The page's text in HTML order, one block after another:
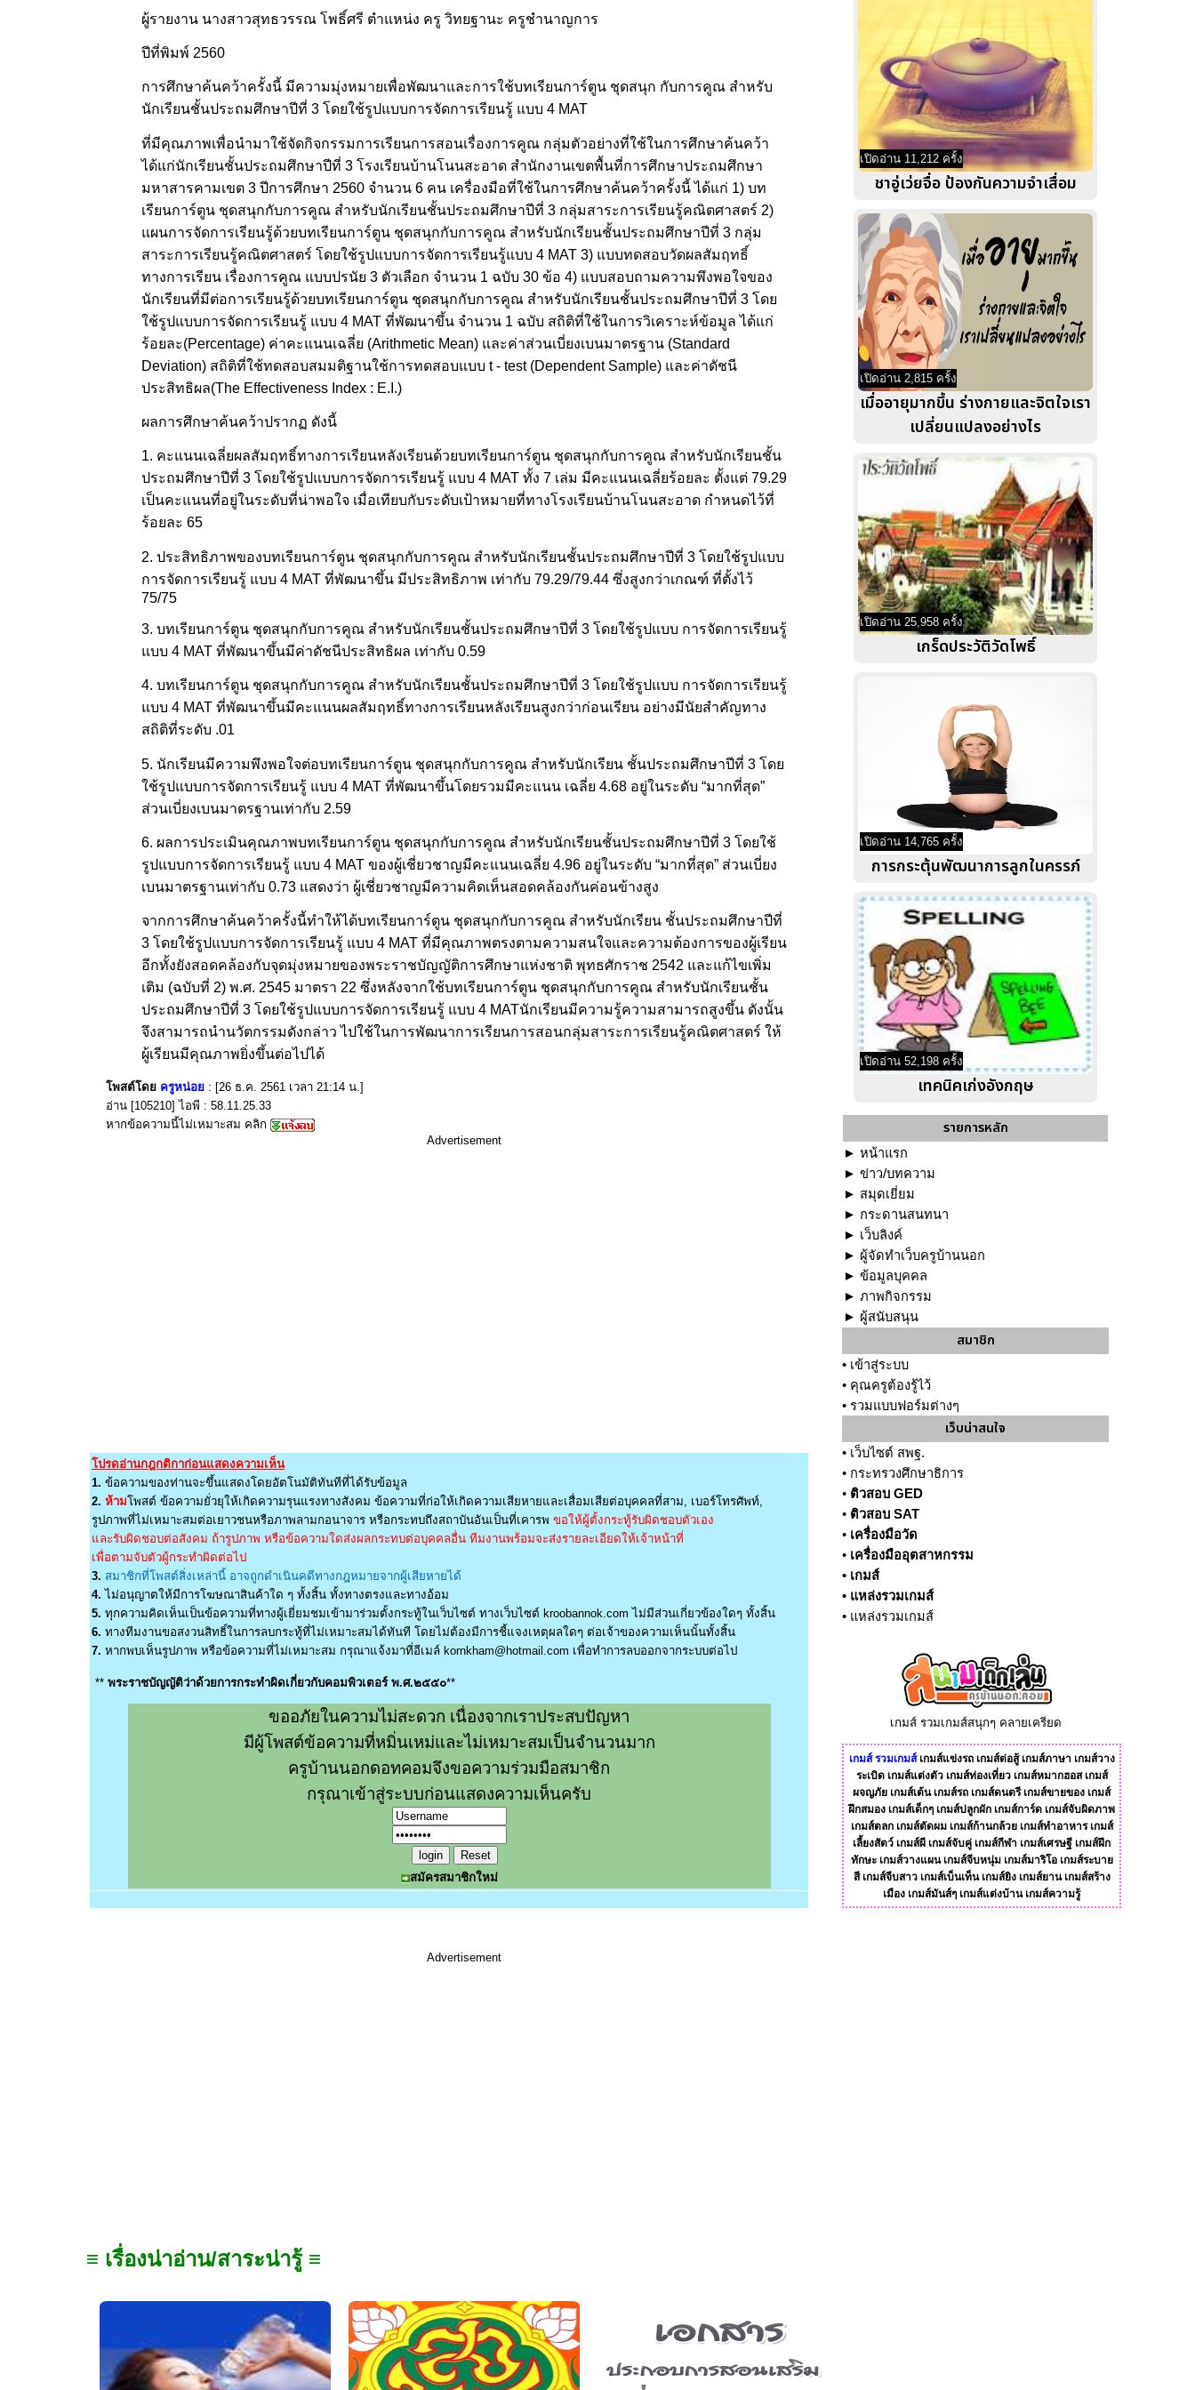
ผู้รายงาน นางสาวสุทธวรรณ โพธิ์ศรี ตำแหน่ง ครู วิทยฐานะ ครูชำนาญการ
ปีที่พิมพ์ 2560
การศึกษาค้นคว้าครั้งนี้ มีความมุ่งหมายเพื่อพัฒนาและการใช้บทเรียนการ์ตูน ชุดสนุก กับการคูณ สำหรับ
นักเรียนชั้นประถมศึกษาปีที่ 3 โดยใช้รูปแบบการจัดการเรียนรู้ แบบ 4 MAT
ที่มีคุณภาพเพื่อนำมาใช้จัดกิจกรรมการเรียนการสอนเรื่องการคูณ กลุ่มตัวอย่างที่ใช้ในการศึกษาค้นคว้า
ได้แก่นักเรียนชั้นประถมศึกษาปีที่ 3 โรงเรียนบ้านโนนสะอาด สำนักงานเขตพื้นที่การศึกษาประถมศึกษา
มหาสารคามเขต 3 ปีการศึกษา 2560 จำนวน 6 คน เครื่องมือที่ใช้ในการศึกษาค้นคว้าครั้งนี้ ได้แก่ 1) บท
เรียนการ์ตูน ชุดสนุกกับการคูณ สำหรับนักเรียนชั้นประถมศึกษาปีที่ 3 กลุ่มสาระการเรียนรู้คณิตศาสตร์ 2)
แผนการจัดการเรียนรู้ด้วยบทเรียนการ์ตูน ชุดสนุกกับการคูณ สำหรับนักเรียนชั้นประถมศึกษาปีที่ 3 กลุ่ม
สาระการเรียนรู้คณิตศาสตร์ โดยใช้รูปแบบการจัดการเรียนรู้แบบ 4 MAT 3) แบบทดสอบวัดผลสัมฤทธิ์
ทางการเรียน เรื่องการคูณ แบบปรนัย 3 ตัวเลือก จำนวน 1 ฉบับ 30 ข้อ 4) แบบสอบถามความพึงพอใจของ
นักเรียนที่มีต่อการเรียนรู้ด้วยบทเรียนการ์ตูน ชุดสนุกกับการคูณ สำหรับนักเรียนชั้นประถมศึกษาปีที่ 3 โดย
ใช้รูปแบบการจัดการเรียนรู้ แบบ 4 MAT ที่พัฒนาขึ้น จำนวน 1 ฉบับ สถิติที่ใช้ในการวิเคราะห์ข้อมูล ได้แก่
ร้อยละ(Percentage) ค่าคะแนนเฉลี่ย (Arithmetic Mean) และค่าส่วนเบี่ยงเบนมาตรฐาน (Standard
Deviation) สถิติที่ใช้ทดสอบสมมติฐานใช้การทดสอบแบบ t - test (Dependent Sample) และค่าดัชนี
ประสิทธิผล(The Effectiveness Index : E.I.)
ผลการศึกษาค้นคว้าปรากฏ ดังนี้
1. คะแนนเฉลี่ยผลสัมฤทธิ์ทางการเรียนหลังเรียนด้วยบทเรียนการ์ตูน ชุดสนุกกับการคูณ สำหรับนักเรียนชั้น
ประถมศึกษาปีที่ 3 โดยใช้รูปแบบการจัดการเรียนรู้ แบบ 4 MAT ทั้ง 7 เล่ม มีคะแนนเฉลี่ยร้อยละ ตั้งแต่ 79.29
เป็นคะแนนที่อยู่ในระดับที่น่าพอใจ เมื่อเทียบกับระดับเป้าหมายที่ทางโรงเรียนบ้านโนนสะอาด กำหนดไว้ที่
ร้อยละ 65
2. ประสิทธิภาพของบทเรียนการ์ตูน ชุดสนุกกับการคูณ สำหรับนักเรียนชั้นประถมศึกษาปีที่ 3 โดยใช้รูปแบบ
การจัดการเรียนรู้ แบบ 4 MAT ที่พัฒนาขึ้น มีประสิทธิภาพ เท่ากับ 79.29/79.44 ซึ่งสูงกว่าเกณฑ์ ที่ตั้งไว้
75/75
3. บทเรียนการ์ตูน ชุดสนุกกับการคูณ สำหรับนักเรียนชั้นประถมศึกษาปีที่ 3 โดยใช้รูปแบบ การจัดการเรียนรู้
แบบ 4 MAT ที่พัฒนาขึ้นมีค่าดัชนีประสิทธิผล เท่ากับ 0.59
4. บทเรียนการ์ตูน ชุดสนุกกับการคูณ สำหรับนักเรียนชั้นประถมศึกษาปีที่ 3 โดยใช้รูปแบบ การจัดการเรียนรู้
แบบ 4 MAT ที่พัฒนาขึ้นมีคะแนนผลสัมฤทธิ์ทางการเรียนหลังเรียนสูงกว่าก่อนเรียน อย่างมีนัยสำคัญทาง
สถิติที่ระดับ .01
5. นักเรียนมีความพึงพอใจต่อบทเรียนการ์ตูน ชุดสนุกกับการคูณ สำหรับนักเรียน ชั้นประถมศึกษาปีที่ 3 โดย
ใช้รูปแบบการจัดการเรียนรู้ แบบ 4 MAT ที่พัฒนาขึ้นโดยรวมมีคะแนน เฉลี่ย 4.68 อยู่ในระดับ “มากที่สุด”
ส่วนเบี่ยงเบนมาตรฐานเท่ากับ 2.59
6. ผลการประเมินคุณภาพบทเรียนการ์ตูน ชุดสนุกกับการคูณ สำหรับนักเรียนชั้นประถมศึกษาปีที่ 3 โดยใช้
รูปแบบการจัดการเรียนรู้ แบบ 4 MAT ของผู้เชี่ยวชาญมีคะแนนเฉลี่ย 4.96 อยู่ในระดับ “มากที่สุด” ส่วนเบี่ยง
เบนมาตรฐานเท่ากับ 0.73 แสดงว่า ผู้เชี่ยวชาญมีความคิดเห็นสอดคล้องกันค่อนข้างสูง
จากการศึกษาค้นคว้าครั้งนี้ทำให้ได้บทเรียนการ์ตูน ชุดสนุกกับการคูณ สำหรับนักเรียน ชั้นประถมศึกษาปีที่
3 โดยใช้รูปแบบการจัดการเรียนรู้ แบบ 4 MAT ที่มีคุณภาพตรงตามความสนใจและความต้องการของผู้เรียน
อีกทั้งยังสอดคล้องกับจุดมุ่งหมายของพระราชบัญญัติการศึกษาแห่งชาติ พุทธศักราช 2542 และแก้ไขเพิ่ม
เติม (ฉบับที่ 2) พ.ศ. 2545 มาตรา 22 ซึ่งหลังจากใช้บทเรียนการ์ตูน ชุดสนุกกับการคูณ สำหรับนักเรียนชั้น
ประถมศึกษาปีที่ 3 โดยใช้รูปแบบการจัดการเรียนรู้ แบบ 4 MATนักเรียนมีความรู้ความสามารถสูงขึ้น ดังนั้น
จึงสามารถนำนวัตกรรมดังกล่าว ไปใช้ในการพัฒนาการเรียนการสอนกลุ่มสาระการเรียนรู้คณิตศาสตร์ ให้
ผู้เรียนมีคุณภาพยิ่งขึ้นต่อไปได้
โพสต์โดย ครูหน่อย : [26 ธ.ค. 2561 เวลา 21:14 น.]
อ่าน [105210] ไอพี : 58.11.25.33
หากข้อความนี้ไม่เหมาะสม คลิก
Advertisement
โปรดอ่านกฎกติกาก่อนแสดงความเห็น
1. ข้อความของท่านจะขึ้นแสดงโดยอัตโนมัติทันทีที่ได้รับข้อมูล
2. ห้ามโพสต์ ข้อความยั่วยุให้เกิดความรุนแรงทางสังคม ข้อความที่ก่อให้เกิดความเสียหายและเสื่อมเสียต่อบุคคลที่สาม, เบอร์โทรศัพท์,
รูปภาพที่ไม่เหมาะสมต่อเยาวชนหรือภาพลามกอนาจาร หรือกระทบถึงสถาบันอันเป็นที่เคารพ ขอให้ผู้ตั้งกระทู้รับผิดชอบตัวเอง
และรับผิดชอบต่อสังคม ถ้ารูปภาพ หรือข้อความใดส่งผลกระทบต่อบุคคลอื่น ทีมงานพร้อมจะส่งรายละเอียดให้เจ้าหน้าที่
เพื่อตามจับตัวผู้กระทำผิดต่อไป
3. สมาชิกที่โพสต์สิ่งเหล่านี้ อาจถูกดำเนินคดีทางกฎหมายจากผู้เสียหายได้
4. ไม่อนุญาตให้มีการโฆษณาสินค้าใด ๆ ทั้งสิ้น ทั้งทางตรงและทางอ้อม
5. ทุกความคิดเห็นเป็นข้อความที่ทางผู้เยี่ยมชมเข้ามาร่วมตั้งกระทู้ในเว็บไซต์ ทางเว็บไซต์ kroobannok.com ไม่มีส่วนเกี่ยวข้องใดๆ ทั้งสิ้น
6. ทางทีมงานขอสงวนสิทธิ์ในการลบกระทู้ที่ไม่เหมาะสมได้ทันที โดยไม่ต้องมีการชี้แจงเหตุผลใดๆ ต่อเจ้าของความเห็นนั้นทั้งสิ้น
7. หากพบเห็นรูปภาพ หรือข้อความที่ไม่เหมาะสม กรุณาแจ้งมาที่อีเมล์ kornkham@hotmail.com เพื่อทำการลบออกจากระบบต่อไป
** พระราชบัญญัติว่าด้วยการกระทำผิดเกี่ยวกับคอมพิวเตอร์ พ.ศ.๒๕๕๐**
ขออภัยในความไม่สะดวก เนื่องจากเราประสบปัญหา
มีผู้โพสต์ข้อความที่หมิ่นเหม่และไม่เหมาะสมเป็นจำนวนมาก
ครูบ้านนอกดอทคอมจึงขอความร่วมมือสมาชิก
กรุณาเข้าสู่ระบบก่อนแสดงความเห็นครับ
สมัครสมาชิกใหม่
Advertisement
≡ เรื่องน่าอ่าน/สาระน่ารู้ ≡
เปิดอ่าน 11,212 ครั้ง
ชาอู่เว่ยจื่อ ป้องกันความจำเสื่อม
เปิดอ่าน 2,815 ครั้ง
เมื่ออายุมากขึ้น ร่างกายและจิตใจเรา
เปลี่ยนแปลงอย่างไร
เปิดอ่าน 25,958 ครั้ง
เกร็ดประวัติวัดโพธิ์
เปิดอ่าน 14,765 ครั้ง
การกระตุ้นพัฒนาการลูกในครรภ์
เปิดอ่าน 52,198 ครั้ง
เทคนิคเก่งอังกฤษ
รายการหลัก
► หน้าแรก
► ข่าว/บทความ
► สมุดเยี่ยม
► กระดานสนทนา
► เว็บลิงค์
► ผู้จัดทำเว็บครูบ้านนอก
► ข้อมูลบุคคล
► ภาพกิจกรรม
► ผู้สนับสนุน
สมาชิก
• เข้าสู่ระบบ
• คุณครูต้องรู้ไว้
• รวมแบบฟอร์มต่างๆ
เว็บน่าสนใจ
• เว็บไซต์ สพฐ.
• กระทรวงศึกษาธิการ
• ติวสอบ GED
• ติวสอบ SAT
• เครื่องมือวัด
• เครื่องมืออุตสาหกรรม
• เกมส์
• แหล่งรวมเกมส์
• แหล่งรวมเกมส์
เกมส์ รวมเกมส์สนุกๆ คลายเครียด
เกมส์ รวมเกมส์ เกมส์แข่งรถ เกมส์ต่อสู้ เกมส์ภาษา เกมส์วาง
ระเบิด เกมส์แต่งตัว เกมส์ท่องเที่ยว เกมส์หมากฮอส เกมส์
ผจญภัย เกมส์เต้น เกมส์รถ เกมส์ดนตรี เกมส์ขายของ เกมส์
ฝึกสมอง เกมส์เด็กๆ เกมส์ปลูกผัก เกมส์การ์ด เกมส์จับผิดภาพ
เกมส์ตลก เกมส์ตัดผม เกมส์ก้านกล้วย เกมส์ทําอาหาร เกมส์
เลี้ยงสัตว์ เกมส์ผี เกมส์จับคู่ เกมส์กีฬา เกมส์เศรษฐี เกมส์ฝึก
ทักษะ เกมส์วางแผน เกมส์จีบหนุ่ม เกมส์มาริโอ เกมส์ระบาย
สี เกมส์จีบสาว เกมส์เบ็นเท็น เกมส์ยิง เกมส์ยาน เกมส์สร้าง
เมือง เกมส์มันส์ๆ เกมส์แต่งบ้าน เกมส์ความรู้